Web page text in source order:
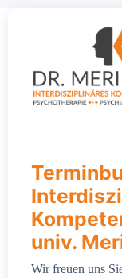
univ.
Wir freuen uns